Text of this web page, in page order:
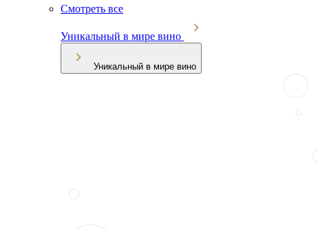
Смотреть все
Уникальный в мире вино
Уникальный в мире вино